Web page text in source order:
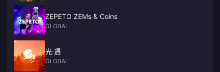
ZEPETO ZEMs & Coins
GLOBAL
光·遇
GLOBAL